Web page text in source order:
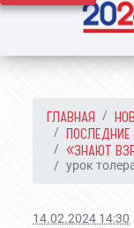
ГЛАВНАЯ
«ЗНАЮТ
урок
14.02.2024 14:30